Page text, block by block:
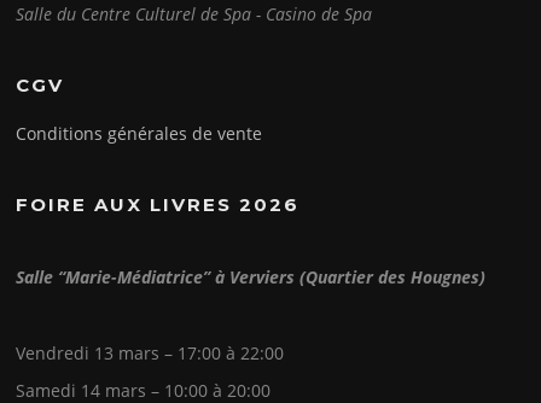
Salle du Centre Culturel de Spa - Casino de Spa
CGV
Conditions générales de vente
FOIRE AUX LIVRES 2026
Salle “Marie-Médiatrice” à Verviers (Quartier des Hougnes)
Vendredi 13 mars – 17:00 à 22:00
Samedi 14 mars – 10:00 à 20:00